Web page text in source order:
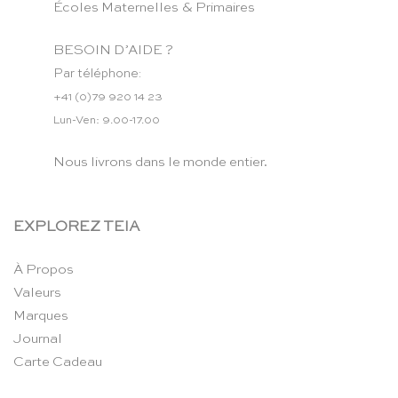
Écoles Maternelles & Primaires
BESOIN D’AIDE ?
Par téléphone:
+41 (0)79 920 14 23
Lun-Ven: 9.00-17.00
Nous livrons dans le monde entier.
EXPLOREZ TEIA
À Propos
Valeurs
Marques
Journal
Carte Cadeau